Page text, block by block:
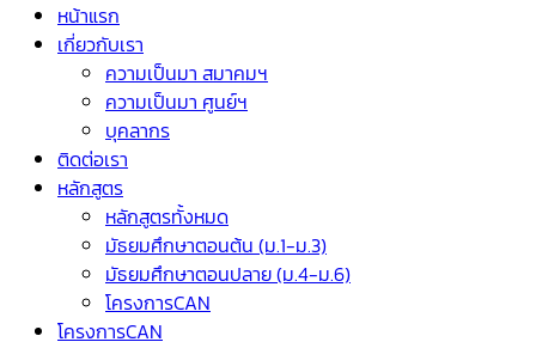
หน้าแรก
เกี่ยวกับเรา
ความเป็นมา สมาคมฯ
ความเป็นมา ศูนย์ฯ
บุคลากร
ติดต่อเรา
หลักสูตร
หลักสูตรทั้งหมด
มัธยมศึกษาตอนต้น (ม.1-ม.3)
มัธยมศึกษาตอนปลาย (ม.4-ม.6)
โครงการCAN
โครงการCAN